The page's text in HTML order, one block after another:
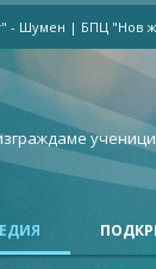
- Шумен | БПЦ "Нов